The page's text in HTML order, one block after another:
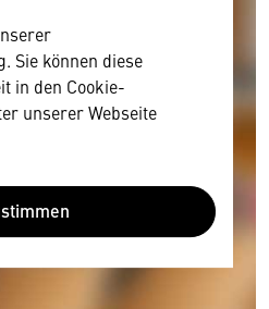
Sie können diese
in den Cookie-
unserer Webseite